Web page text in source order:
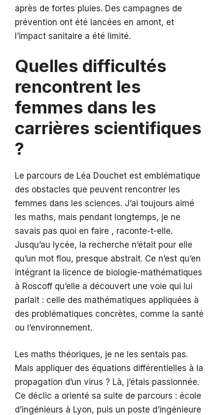
après de fortes pluies. Des campagnes de
prévention ont été lancées en amont, et
l’impact sanitaire a été limité.
Quelles difficultés
rencontrent les
femmes dans les
carrières scientifiques
?
Le parcours de Léa Douchet est emblématique
des obstacles que peuvent rencontrer les
femmes dans les sciences. J’ai toujours aimé
les maths, mais pendant longtemps, je ne
savais pas quoi en faire , raconte-t-elle.
Jusqu’au lycée, la recherche n’était pour elle
qu’un mot flou, presque abstrait. Ce n’est qu’en
intégrant la licence de biologie-mathématiques
à Roscoff qu’elle a découvert une voie qui lui
parlait : celle des mathématiques appliquées à
des problématiques concrètes, comme la santé
ou l’environnement.
Les maths théoriques, je ne les sentais pas.
Mais appliquer des équations différentielles à la
propagation d’un virus ? Là, j’étais passionnée.
Ce déclic a orienté sa suite de parcours : école
d’ingénieurs à Lyon, puis un poste d’ingénieure